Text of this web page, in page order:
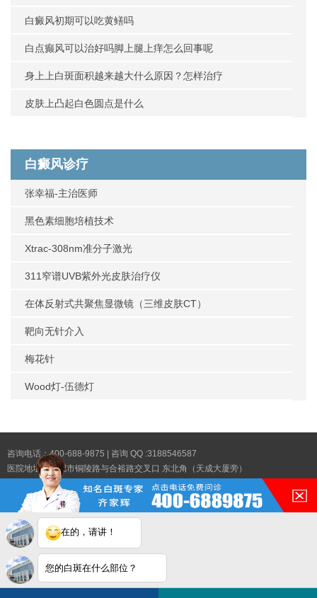
白癜风初期可以吃黄鳝吗
白点癫风可以治好吗脚上腿上痒怎么回事呢
身上上白斑面积越来越大什么原因？怎样治疗
皮肤上凸起白色圆点是什么
白癜风诊疗
张幸福-主治医师
黑色素细胞培植技术
Xtrac-308nm准分子激光
311窄谱UVB紫外光皮肤治疗仪
在体反射式共聚焦显微镜（三维皮肤CT）
靶向无针介入
梅花针
Wood灯-伍德灯
咨询电话：400-688-9875 | 咨询 QQ :3188546587
医院地址：合肥市铜陵路与合裕路交叉口 东北角（天成大厦旁）
Copyright © 2025
合肥华夏白癜风医院 版权所有|网站地图XML
网站地图TXT
医院简介 技术设备 专家团队 白癜风症状 白癜风治疗 白癜风药物
媒体报道
免责声明:本站内容素材来源于互联网,不作为诊疗依据,建议您谨遵医嘱,如有侵权,
请联系我们删除,谢谢合作!
在的，请讲！
您的白斑在什么部位？
白斑在线问医生 2条新消息